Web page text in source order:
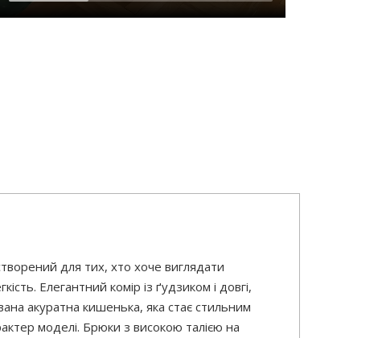
для тих, хто хоче виглядати
Елегантний комір із ґудзиком і довгі,
акуратна кишенька, яка стає стильним
моделі. Брюки з високою талією на